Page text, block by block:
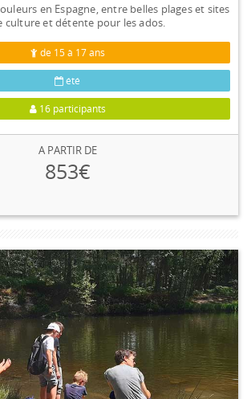
en Espagne, entre belles plages et sites
culture et détente pour les ados.
de 15 à 17 ans
été
16 participants
A PARTIR DE
853€